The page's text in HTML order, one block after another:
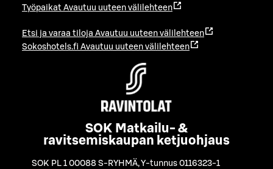
Työpaikat Avautuu uuteen välilehteen
Etsi ja varaa tiloja Avautuu uuteen välilehteen
Sokoshotels.fi Avautuu uuteen välilehteen
SOK Matkailu- &
ravitsemiskaupan ketjuohjaus
SOK PL 1 00088 S-RYHMÄ,Y-tunnus 0116323-1